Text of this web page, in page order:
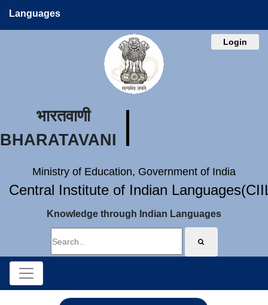
Languages
Login
भारतवाणी
BHARATAVANI
Ministry of Education, Government of India
Central Institute of Indian
Knowledge through Indian Languages